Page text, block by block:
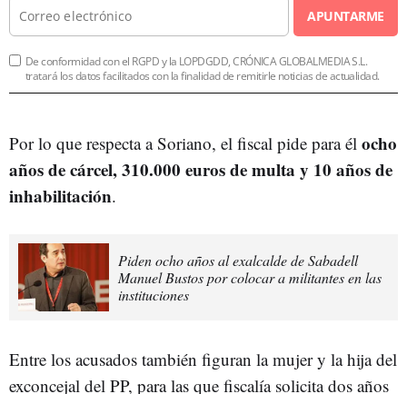
APUNTARME
De conformidad con el RGPD y la LOPDGDD, CRÓNICA GLOBALMEDIA S.L.
tratará los datos facilitados con la finalidad de remitirle noticias de actualidad.
Por lo que respecta a Soriano, el fiscal pide para él ocho
años de cárcel, 310.000 euros de multa y 10 años de
inhabilitación.
Piden ocho años al exalcalde de Sabadell
Manuel Bustos por colocar a militantes en las
instituciones
Entre los acusados también figuran la mujer y la hija del
exconcejal del PP, para las que fiscalía solicita dos años